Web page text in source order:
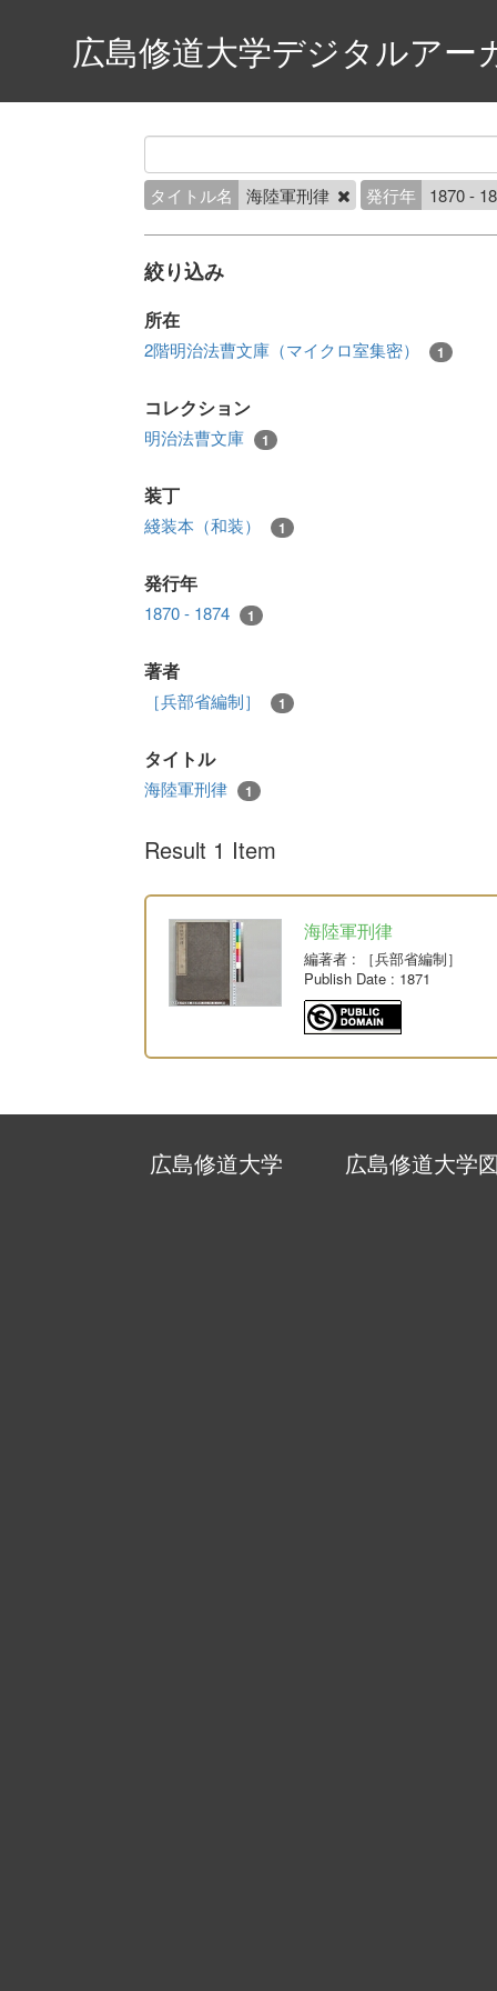
広島修道大学デジタルアー
タイトル名 海陸軍刑律 発行年 1870 -
絞り込み
所在
2階明治法曹文庫（マイクロ室集密） 1
コレクション
明治法曹文庫 1
装丁
綫装本（和装） 1
発行年
1870 - 1874 1
著者
［兵部省編制］ 1
タイトル
海陸軍刑律 1
Result 1 Item
海陸軍刑律
編著者 : ［兵部省編制］
Publish Date : 1871
広島修道大学 広島修道大学